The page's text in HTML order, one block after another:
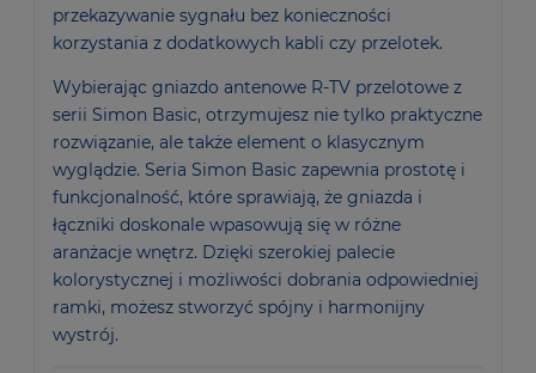
przekazywanie sygnału bez konieczności
korzystania z dodatkowych kabli czy przelotek.
Wybierając gniazdo antenowe R-TV przelotowe z
serii Simon Basic, otrzymujesz nie tylko praktyczne
rozwiązanie, ale także element o klasycznym
wyglądzie. Seria Simon Basic zapewnia prostotę i
funkcjonalność, które sprawiają, że gniazda i
łączniki doskonale wpasowują się w różne
aranżacje wnętrz. Dzięki szerokiej palecie
kolorystycznej i możliwości dobrania odpowiedniej
ramki, możesz stworzyć spójny i harmonijny
wystrój.